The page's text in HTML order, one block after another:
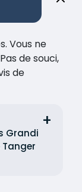
Vous ne
de souci,
de
Grandi